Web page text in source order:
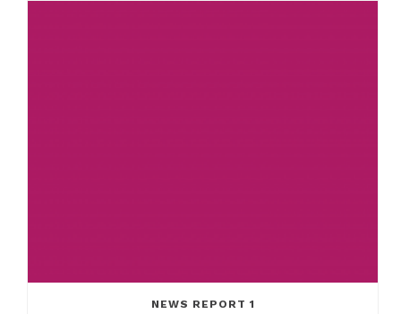
NEWS REPORT 1